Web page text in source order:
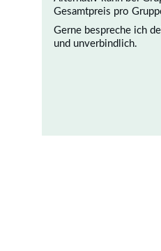
Gesamtpreis pro
Gerne bespreche ich
und unverbindlich.